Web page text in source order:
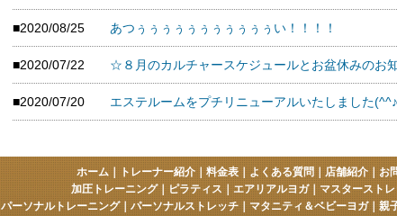
■2020/08/25 あつぅぅぅぅぅぅぅぅぅぅぅい！！！！
■2020/07/22 ☆８月のカルチャースケジュールとお盆休みのお
■2020/07/20 エステルームをプチリニューアルいたしました(^^♪
ホーム｜トレーナー紹介｜料金表｜よくある質問｜店舗紹介｜お
加圧トレーニング｜ピラティス｜エアリアルヨガ｜マスタースト
パーソナルトレーニング｜パーソナルストレッチ｜マタニティ＆ベビーヨガ｜親